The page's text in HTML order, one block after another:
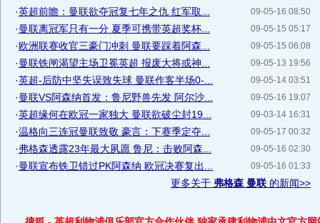
09-05-16 08:50
·英超前瞻：曼联欲夺冠复七年之仇 红军取...
09-05-15 05:17
·曼联离冠军只有一分 夏季可携带英超奖杯...
09-05-15 06:08
·欧洲联赛收官三豪门冲刺 曼联要踩着阿森...
09-05-13 19:56
·曼联铁闸渴望主场卫冕英超 报废大将或神...
09-05-14 03:51
·英超-后防中坚失误致失球 曼联作客半场0-...
09-05-16 19:07
·曼联VS阿森纳首发：鲁尼野兽先发 阿尔沙...
09-03-14 16:31
·英超缘何在欧冠一家独大 曼联欲破尘封19...
09-05-17 00:32
·温格向三连冠曼联致敬 豪言：下赛季定夺...
09-05-16 02:30
·弗格森透露23年最大夙愿 鲁尼：击败阿森...
09-05-16 01:33
·曼联宣布铁卫错过PK阿森纳 欧冠决赛复出...
更多关于 弗格森 曼联 的新闻>>